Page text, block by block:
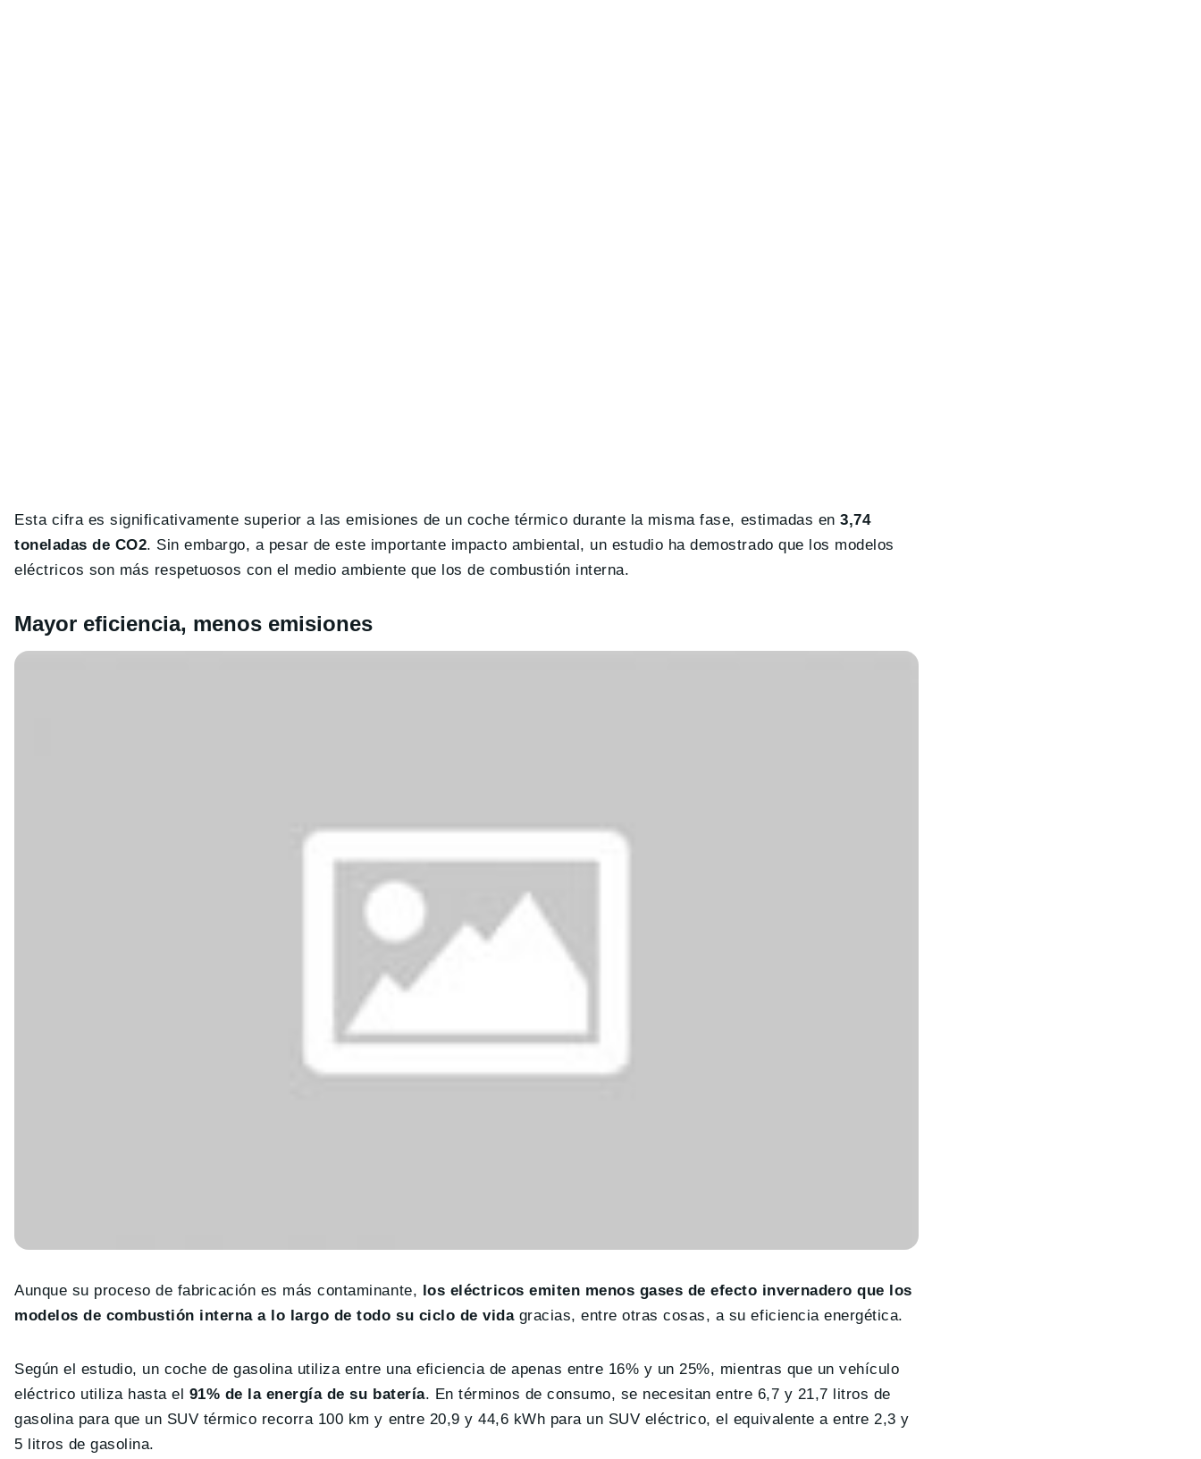
Esta cifra es significativamente superior a las emisiones de un coche térmico durante la misma fase, estimadas en3,74
toneladas de CO2. Sin embargo, a pesar de este importante impacto ambiental, un estudio ha demostrado que los modelos
eléctricos son más respetuosos con el medio ambiente que los de combustión interna.
Mayor eficiencia, menos emisiones
Aunque su proceso de fabricación es más contaminante,
los eléctricos emiten menos gases de efecto invernadero que los
modelos de combustión interna a lo largo de todo su ciclo de vidagracias, entre otras cosas, a su eficiencia energética.
Según el estudio, un coche de gasolina utiliza entre una eficiencia de apenas entre 16% y un 25%, mientras que un vehículo
eléctrico utiliza hasta el 91% de la energía de su batería. En términos de consumo, se necesitan entre 6,7 y 21,7 litros de
gasolina para que un SUV térmico recorra 100 km y entre 20,9 y 44,6 kWh para un SUV eléctrico, el equivalente a entre 2,3 y
5 litros de gasolina.